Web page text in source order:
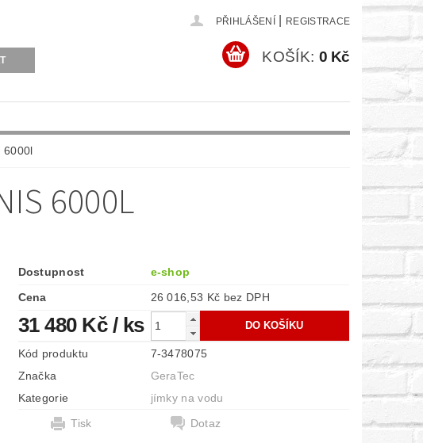
PŘIHLÁŠENÍ REGISTRACE
KOŠÍK: 0 Kč
6000l
6000L
Dostupnost
e-shop
Cena
26 016,53 Kč bez DPH
31 480 Kč / ks
Kód produktu
7-3478075
Značka
GeraTec
Kategorie
jímky na vodu
Tisk
Dotaz